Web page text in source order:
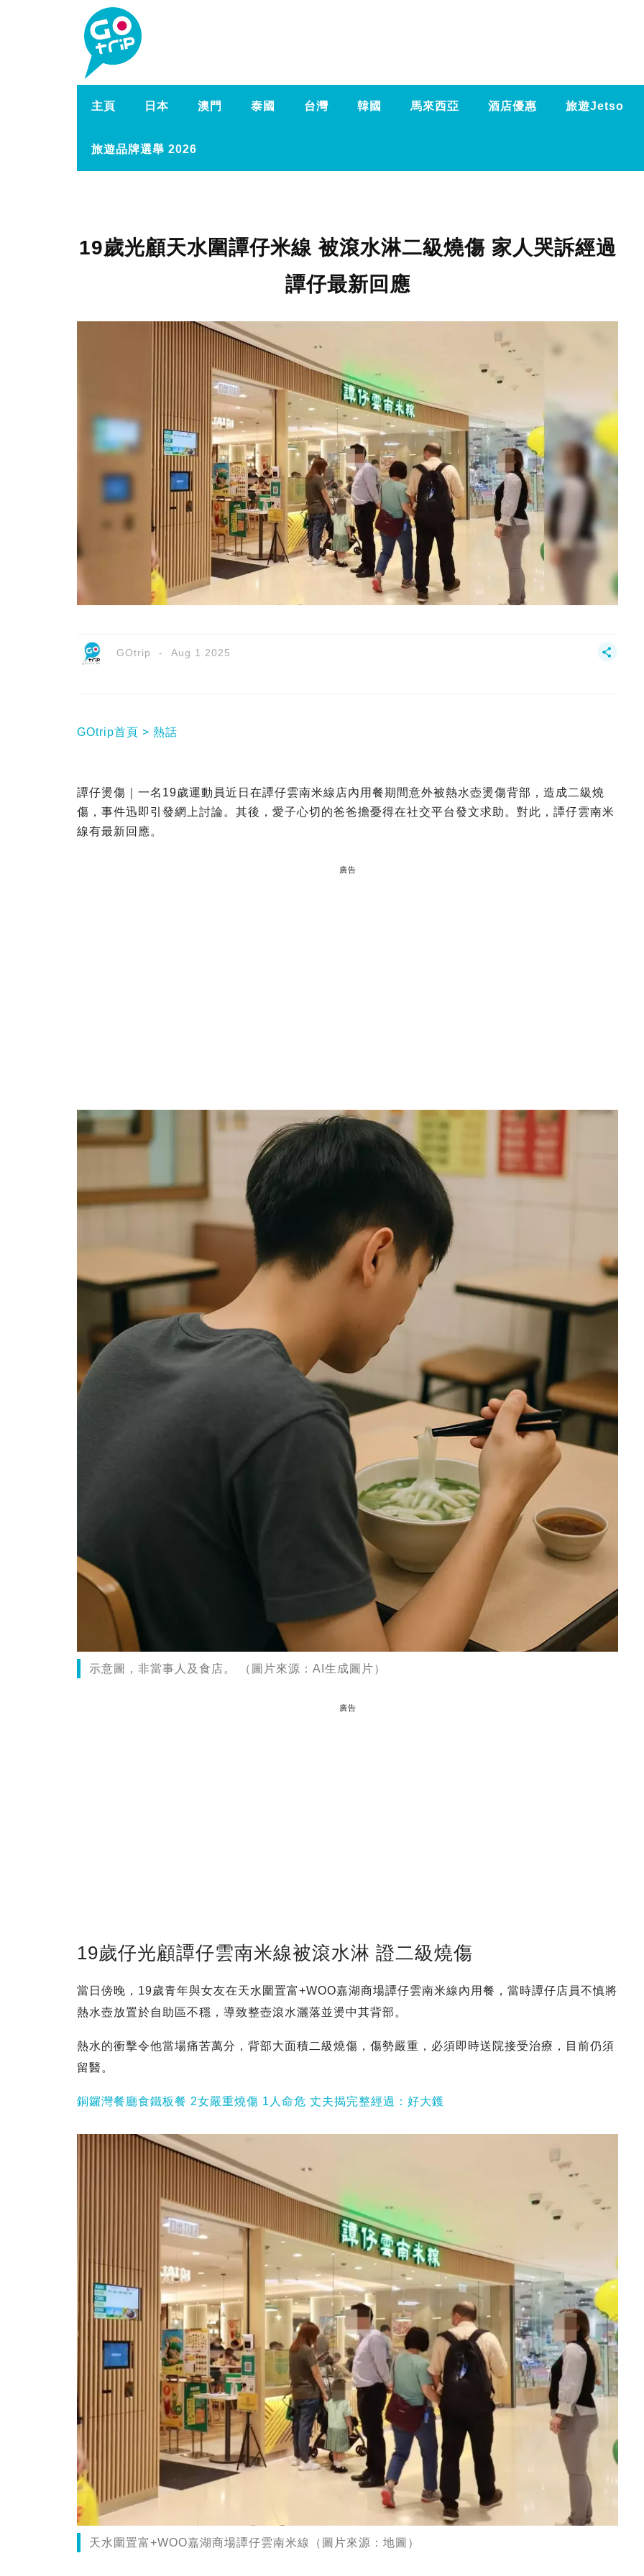
主頁 日本 澳門 泰國 台灣 韓國 馬來西亞 酒店優惠 旅遊Jetso
旅遊品牌選舉 2026
19歲光顧天水圍譚仔米線 被滾水淋二級燒傷 家人哭訴經過
譚仔最新回應
GOtrip Aug 1 2025
GOtrip首頁 熱話
譚仔燙傷｜一名19歲運動員近日在譚仔雲南米線店內用餐期間意外被熱水壺燙傷背部，造成二級燒
傷，事件迅即引發網上討論。其後，愛子心切的爸爸擔憂得在社交平台發文求助。對此，譚仔雲南米
線有最新回應。
廣告
示意圖，非當事人及食店。 （圖片來源：AI生成圖片）
廣告
19歲仔光顧譚仔雲南米線被滾水淋 證二級燒傷
當日傍晚，19歲青年與女友在天水圍置富+WOO嘉湖商場譚仔雲南米線內用餐，當時譚仔店員不慎將
熱水壺放置於自助區不穩，導致整壺滾水灑落並燙中其背部。
熱水的衝擊令他當場痛苦萬分，背部大面積二級燒傷，傷勢嚴重，必須即時送院接受治療，目前仍須
留醫。
銅鑼灣餐廳食鐵板餐 2女嚴重燒傷 1人命危 丈夫揭完整經過：好大鑊
天水圍置富+WOO嘉湖商場譚仔雲南米線（圖片來源：地圖）